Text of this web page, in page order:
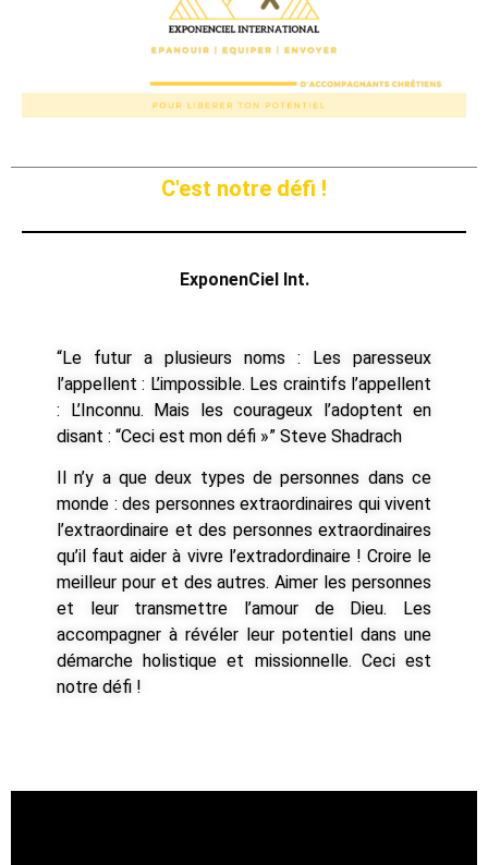
C'est notre défi !
ExponenCiel Int.
“Le futur a plusieurs noms : Les paresseux
l’appellent : L’impossible. Les craintifs l’appellent
: L’Inconnu. Mais les courageux l’adoptent en
disant : “Ceci est mon défi »” Steve Shadrach
Il n’y a que deux types de personnes dans ce
monde : des personnes extraordinaires qui vivent
l’extraordinaire et des personnes extraordinaires
qu’il faut aider à vivre l’extradordinaire ! Croire le
meilleur pour et des autres. Aimer les personnes
et leur transmettre l’amour de Dieu. Les
accompagner à révéler leur potentiel dans une
démarche holistique et missionnelle. Ceci est
notre défi !